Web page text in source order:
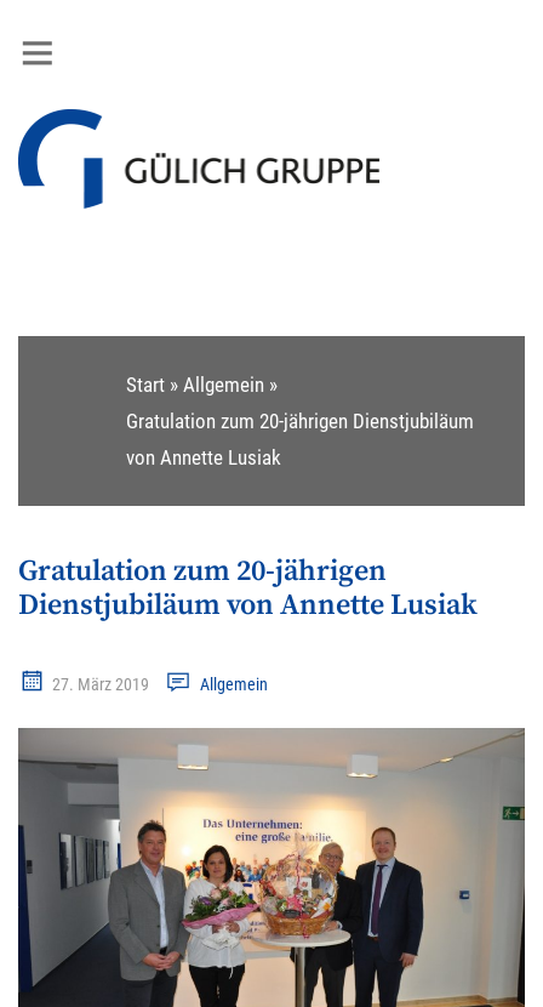
Start » Allgemein »
Gratulation zum 20-jährigen Dienstjubiläum
von Annette Lusiak
Gratulation zum 20-jährigen
Dienstjubiläum von Annette Lusiak
27. März 2019 Allgemein